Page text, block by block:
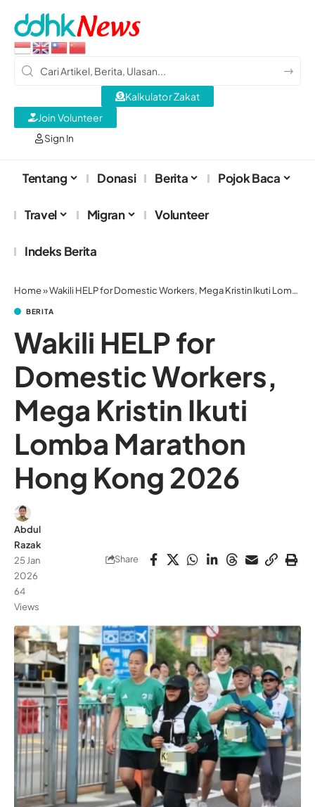
Sign In
Kalkulator Zakat
Join Volunteer
Tentang Donasi Berita Pojok Baca
Travel Migran Volunteer
Indeks Berita
Home»Wakili HELP for Domestic Workers, Mega Kristin Ikuti Lomba Marathon Hong Kong 2026
BERITA
Wakili HELP for
Domestic Workers,
Mega Kristin Ikuti
Lomba Marathon
Hong Kong 2026
Abdul
Razak
25 Jan
2026
64
Views
Share